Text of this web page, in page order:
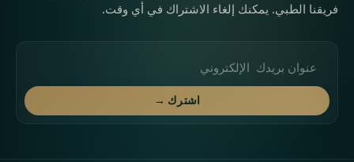
فريقنا الطبي. يمكنك إلغاء الاشتراك في أي وقت.
اشترك →